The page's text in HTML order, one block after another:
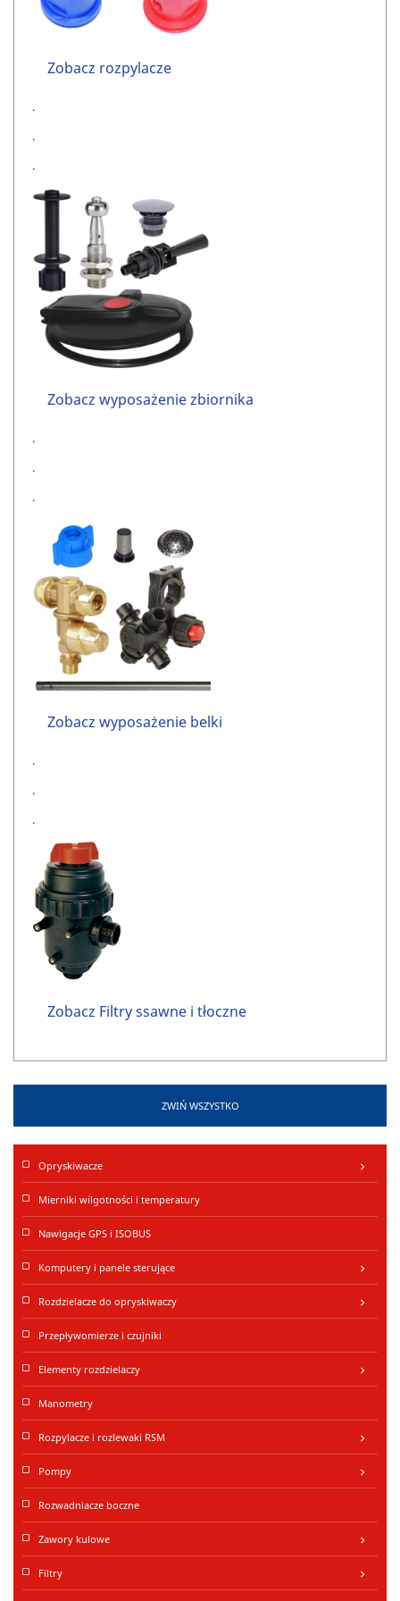
ZWIŃ WSZYSTKO
Opryskiwacze keyboard_arrow_right
Mierniki wilgotności i temperatury
Nawigacje GPS i ISOBUS
Komputery i panele sterujące keyboard_arrow_right
Rozdzielacze do opryskiwaczy keyboard_arrow_right
Przepływomierze i czujniki
Elementy rozdzielaczy keyboard_arrow_right
Manometry
Rozpylacze i rozlewaki RSM keyboard_arrow_right
Pompy keyboard_arrow_right
Rozwadniacze boczne
Zawory kulowe keyboard_arrow_right
Filtry keyboard_arrow_right
Zobacz rozpylacze
.
.
.
Zobacz wyposażeniezbiornika
.
.
.
Zobacz wyposażenie belki
.
.
.
Zobacz Filtry ssawne i tłoczne